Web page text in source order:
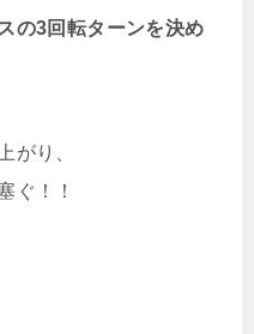
の3回転ターンを決め
がり、
ぐ！！